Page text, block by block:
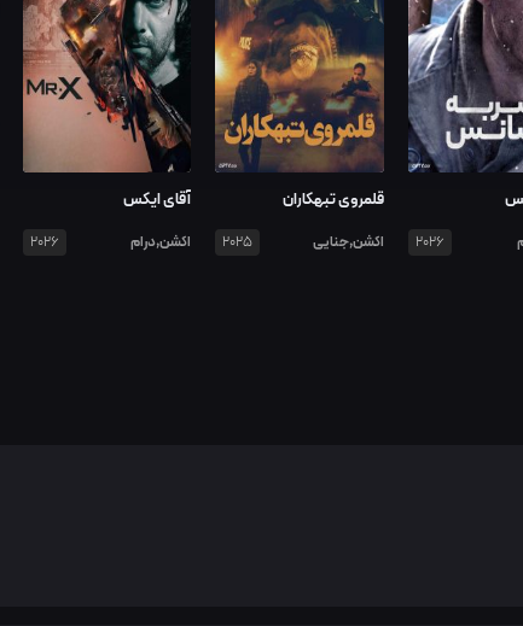
2026
قلمروی تبهکاران
اکشن,جنایی 2025
آقای ایکس
اکشن,درام 2026